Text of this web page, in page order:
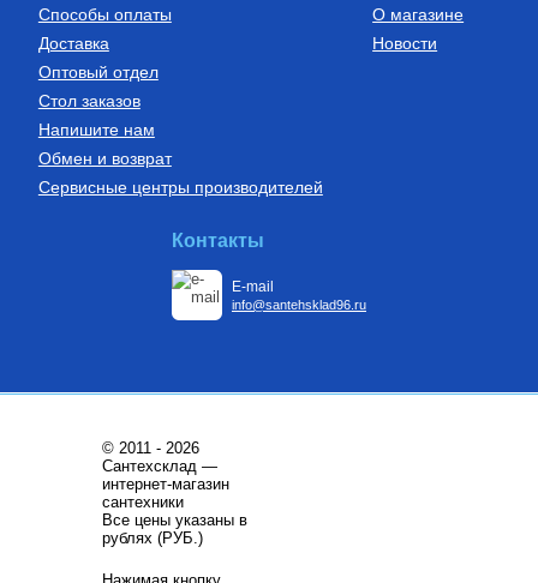
Купить
Способы оплаты
Доставка
Оптовый отдел
Стол заказов
Напишите нам
Обмен и возврат
Сервисные центры производителей
О магазине
Новости
Контакты
E-mail
info@santehsklad96.ru
© 2011 - 2026
Сантехсклад —
интернет-магазин
сантехники
Все цены указаны в
рублях (РУБ.)
Нажимая кнопку